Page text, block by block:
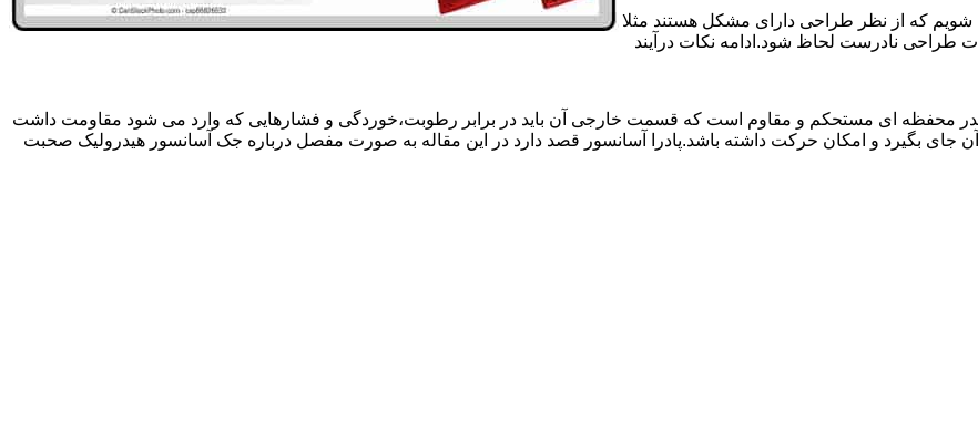
شویم که از نظر طراحی دارای مشکل هستند مثلا
طراحی نادرست لحاظ شود.ادامه نکات درآیند
محفظه ای مستحکم و مقاوم است که قسمت خارجی آن باید در برابر رطوبت،خوردگی و فشارهایی که وارد می شود مقاومت داشت
بگیرد و امکان حرکت داشته باشد.پادرا آسانسور قصد دارد در این مقاله به صورت مفصل درباره جک آسانسور هیدرولیک صحبت